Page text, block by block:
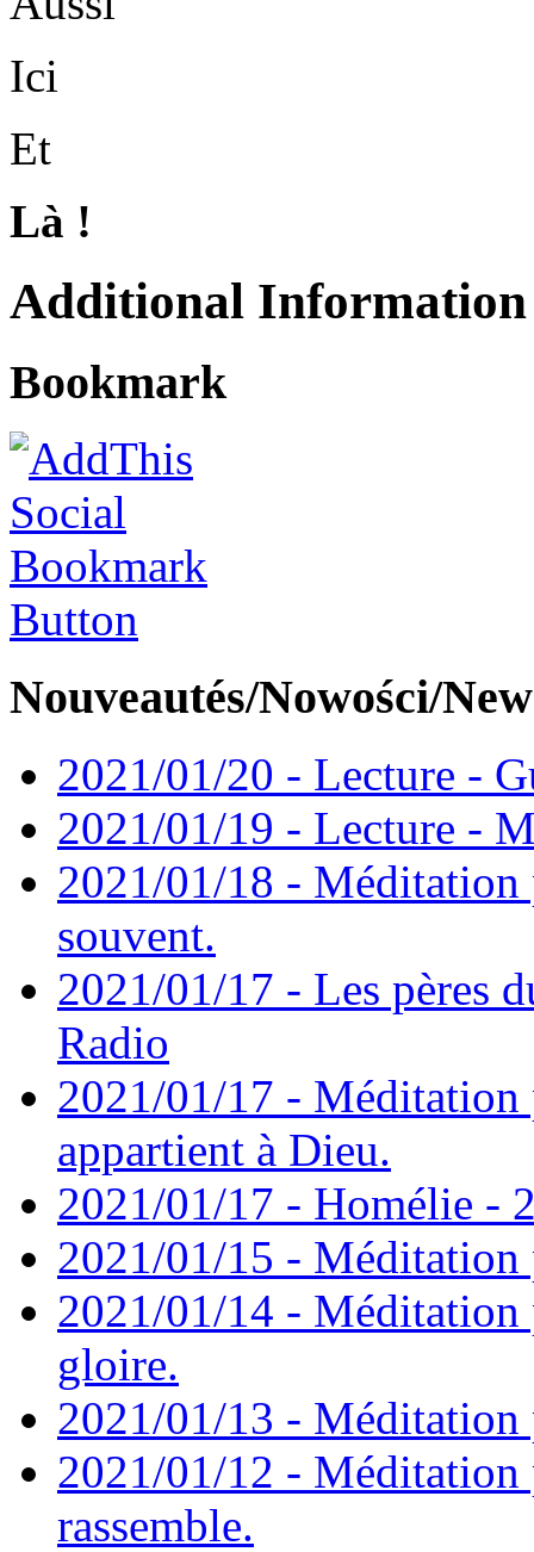
Ici
Et
Là !
Additional Information
Bookmark
Nouveautés/Nowości/
2021/01/20 - Lecture -
2021/01/19 - Lecture -
2021/01/18 - Méditation
souvent.
2021/01/17 - Les pères
Radio
2021/01/17 - Méditation
appartient à Dieu.
2021/01/17 - Homélie -
2021/01/15 - Méditation
2021/01/14 - Méditation
gloire.
2021/01/13 - Méditation
2021/01/12 - Méditation
rassemble.